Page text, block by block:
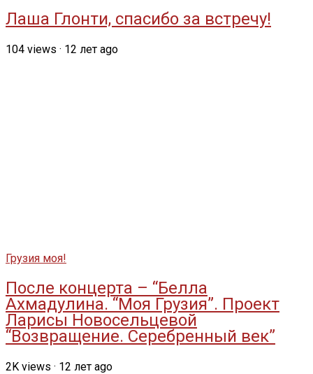
Лаша Глонти, спасибо за встречу!
104 views · 12 лет ago
Грузия моя!
После концерта – “Белла
Ахмадулина. “Моя Грузия”. Проект
Ларисы Новосельцевой
“Возвращение. Серебренный век”
2K views · 12 лет ago